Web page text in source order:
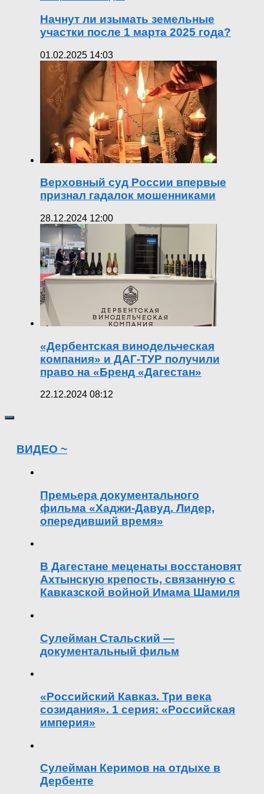
Начнут ли изымать земельные
участки после 1 марта 2025 года?
01.02.2025 14:03
Верховный суд России впервые
признал гадалок мошенниками
28.12.2024 12:00
«Дербентская винодельческая
компания» и ДАГ-ТУР получили
право на «Бренд «Дагестан»
22.12.2024 08:12
ВИДЕО ~
Премьера документального
фильма «Хаджи-Давуд. Лидер,
опередивший время»
В Дагестане меценаты восстановят
Ахтынскую крепость, связанную с
Кавказской войной Имама Шамиля
Сулейман Стальский —
документальный фильм
«Российский Кавказ. Три века
созидания». 1 серия: «Российская
империя»
Сулейман Керимов на отдыхе в
Дербенте